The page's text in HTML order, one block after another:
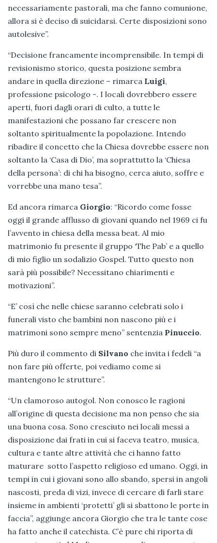
necessariamente pastorali, ma che fanno comunione,
allora si è deciso di suicidarsi. Certe disposizioni sono
autolesive”.
“Decisione francamente incomprensibile. In tempi di
revisionismo storico, questa posizione sembra
andare in quella direzione – rimarca Luigi,
professione psicologo -. I locali dovrebbero essere
aperti, fuori dagli orari di culto, a tutte le
manifestazioni che possano far crescere non
soltanto spiritualmente la popolazione. Intendo
ribadire il concetto che la Chiesa dovrebbe essere non
soltanto la ‘Casa di Dio’, ma soprattutto la ‘Chiesa
della persona’: di chi ha bisogno, cerca aiuto, soffre e
vorrebbe una mano tesa”.
Ed ancora rimarca Giorgio: “Ricordo come fosse
oggi il grande afflusso di giovani quando nel 1969 ci fu
l’avvento in chiesa della messa beat. Al mio
matrimonio fu presente il gruppo ‘The Pab’ e a quello
di mio figlio un sodalizio Gospel. Tutto questo non
sarà più possibile? Necessitano chiarimenti e
motivazioni”.
“E’ così che nelle chiese saranno celebrati solo i
funerali visto che bambini non nascono più e i
matrimoni sono sempre meno” sentenzia Pinuccio.
Più duro il commento di Silvano che invita i fedeli “a
non fare più offerte, poi vediamo come si
mantengono le strutture”.
“Un clamoroso autogol. Non conosco le ragioni
all’origine di questa decisione ma non penso che sia
una buona cosa. Sono cresciuto nei locali messi a
disposizione dai frati in cui si faceva teatro, musica,
cultura e tante altre attività che ci hanno fatto
maturare sotto l’aspetto religioso ed umano. Oggi, in
tempi in cui i giovani sono allo sbando, spersi in angoli
nascosti, preda di vizi, invece di cercare di farli stare
insieme in ambienti ‘protetti’ gli si sbattono le porte in
faccia”, aggiunge ancora Giorgio che tra le tante cose
ha fatto anche il catechista. C’è pure chi riporta di